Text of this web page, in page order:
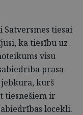
tiesai
ka tiesību uz
visu
prasa
kurš
tiesnešiem ir
locekli.